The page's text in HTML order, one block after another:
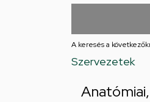
A keresés a
Szervezetek